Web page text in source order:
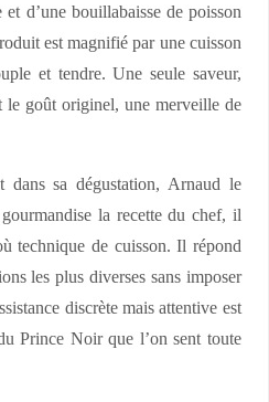
et d’une bouillabaisse de poisson
est magnifié par une cuisson
et tendre. Une seule saveur,
le goût originel, une merveille de
dans sa dégustation, Arnaud le
la recette du chef, il
technique de cuisson. Il répond
les plus diverses sans imposer
discrète mais attentive est
Prince Noir que l’on sent toute